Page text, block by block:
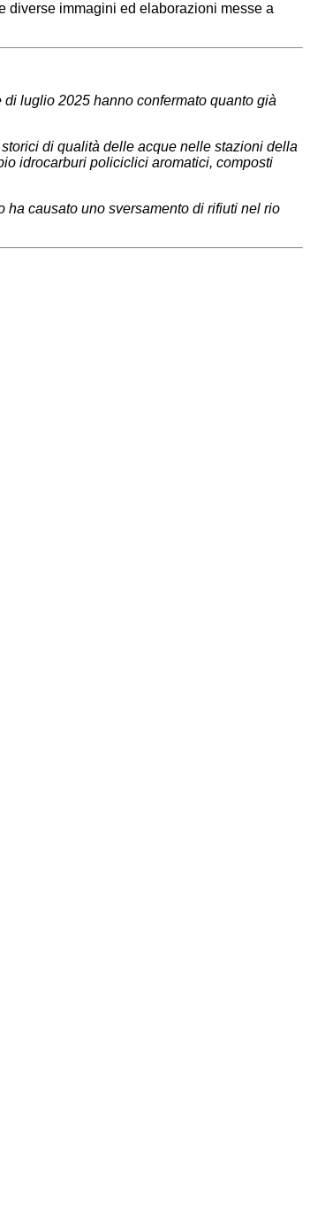
diverse immagini ed elaborazioni messe a
luglio 2025 hanno confermato quanto già
di qualità delle acque nelle stazioni della
idrocarburi policiclici aromatici, composti
causato uno sversamento di rifiuti nel rio